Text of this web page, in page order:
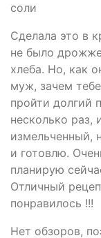
соли
Сделала это в
не было
хлеба. Но, как
муж, зачем
пройти долгий
несколько раз,
измельченный,
и готовлю.
планирую
Отличный
понравилось !!!
Нет обзоров,